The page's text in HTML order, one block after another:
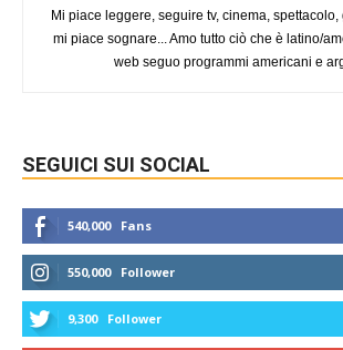
Mi piace leggere, seguire tv, cinema,
mi piace sognare... Amo tutto ciò che è latino/
web seguo programmi americani e
SEGUICI SUI SOCIAL
540,000 Fans
550,000 Follower
9,300 Follower